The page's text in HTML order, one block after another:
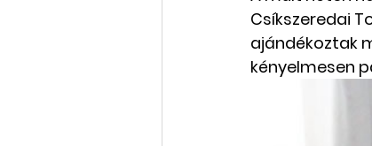
Keresztgyerekek
Rólunk szól: cikkek,
Csíkszeredai
ajándékoztak
kényelmesen